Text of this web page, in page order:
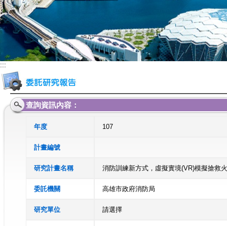
:::
查詢資訊內容：
年度 107
計畫編號
研究計畫名稱 消防訓練新方式，虛擬實境(VR)模擬搶救
委託機關 高雄市政府消防局
研究單位 請選擇